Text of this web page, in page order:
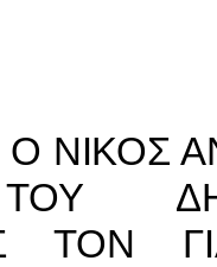
ΝIΚΟΣ
ΤΟΝ ΓI